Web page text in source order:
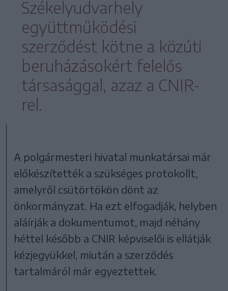
Székelyudvarhely
együttműködési
szerződést kötne a közúti
beruházásokért felelős
társasággal, azaz a CNIR-
rel.
A polgármesteri hivatal munkatársai már
előkészítették a szükséges protokollt,
amelyről csütörtökön dönt az
önkormányzat. Ha ezt elfogadják, helyben
aláírják a dokumentumot, majd néhány
héttel később a CNIR képviselői is ellátják
kézjegyükkel, miután a szerződés
tartalmáról már egyeztettek.